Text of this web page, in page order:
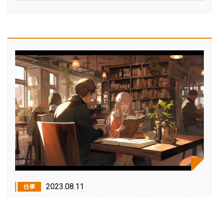
仕事 2023.08.11